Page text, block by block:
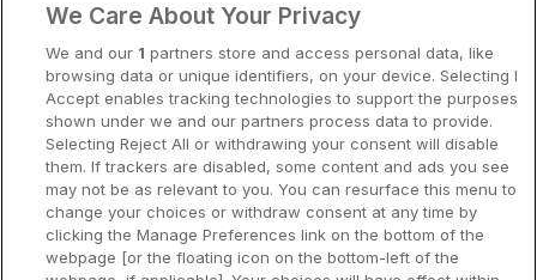
Stavanger
Bergen
Utforsk Norden
Om Coop HotellKupp
Konkurranse
Koselig avbrekk
We Care About Your Privacy
We and our 1 partners store and access personal data, like
browsing data or unique identifiers, on your device. Selecting I
Accept enables tracking technologies to support the purposes
shown under we and our partners process data to provide.
Selecting Reject All or withdrawing your consent will disable
them. If trackers are disabled, some content and ads you see
may not be as relevant to you. You can resurface this menu to
change your choices or withdraw consent at any time by
clicking the Manage Preferences link on the bottom of the
webpage [or the floating icon on the bottom-left of the